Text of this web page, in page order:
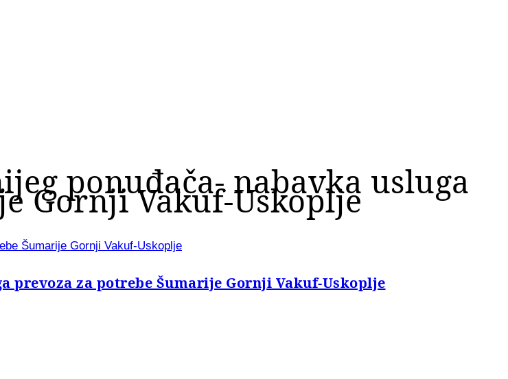
ponuđača- nabavka usluga
Gornji Vakuf-Uskoplje
Šumarije Gornji Vakuf-Uskoplje
prevoza za potrebe Šumarije Gornji Vakuf-Uskoplje